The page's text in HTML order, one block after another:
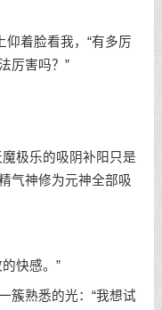
着脸看我，“有多厉
厉害吗？”
极乐的吸阴补阳只是
气神修为元神全部吸
快感。”
熟悉的光：“我想试